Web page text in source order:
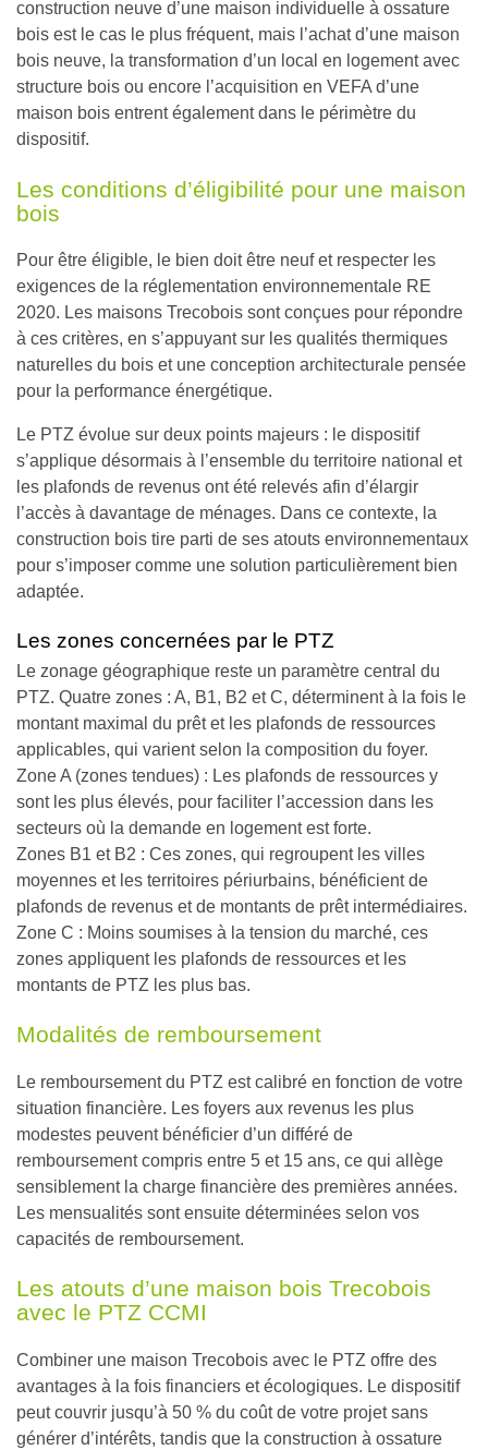
construction neuve d’une maison individuelle à ossature
bois est le cas le plus fréquent, mais l’achat d’une maison
bois neuve, la transformation d’un local en logement avec
structure bois ou encore l’acquisition en VEFA d’une
maison bois entrent également dans le périmètre du
dispositif.
Les conditions d’éligibilité pour une maison
bois
Pour être éligible, le bien doit être neuf et respecter les
exigences de la réglementation environnementale RE
2020. Les maisons Trecobois sont conçues pour répondre
à ces critères, en s’appuyant sur les qualités thermiques
naturelles du bois et une conception architecturale pensée
pour la performance énergétique.
Le PTZ évolue sur deux points majeurs : le dispositif
s’applique désormais à l’ensemble du territoire national et
les plafonds de revenus ont été relevés afin d’élargir
l’accès à davantage de ménages. Dans ce contexte, la
construction bois tire parti de ses atouts environnementaux
pour s’imposer comme une solution particulièrement bien
adaptée.
Les zones concernées par le PTZ
Le zonage géographique reste un paramètre central du
PTZ. Quatre zones : A, B1, B2 et C, déterminent à la fois le
montant maximal du prêt et les plafonds de ressources
applicables, qui varient selon la composition du foyer.
Zone A (zones tendues) : Les plafonds de ressources y
sont les plus élevés, pour faciliter l’accession dans les
secteurs où la demande en logement est forte.
Zones B1 et B2 : Ces zones, qui regroupent les villes
moyennes et les territoires périurbains, bénéficient de
plafonds de revenus et de montants de prêt intermédiaires.
Zone C : Moins soumises à la tension du marché, ces
zones appliquent les plafonds de ressources et les
montants de PTZ les plus bas.
Modalités de remboursement
Le remboursement du PTZ est calibré en fonction de votre
situation financière. Les foyers aux revenus les plus
modestes peuvent bénéficier d’un différé de
remboursement compris entre 5 et 15 ans, ce qui allège
sensiblement la charge financière des premières années.
Les mensualités sont ensuite déterminées selon vos
capacités de remboursement.
Les atouts d’une maison bois Trecobois
avec le PTZ CCMI
Combiner une maison Trecobois avec le PTZ offre des
avantages à la fois financiers et écologiques. Le dispositif
peut couvrir jusqu’à 50 % du coût de votre projet sans
générer d’intérêts, tandis que la construction à ossature